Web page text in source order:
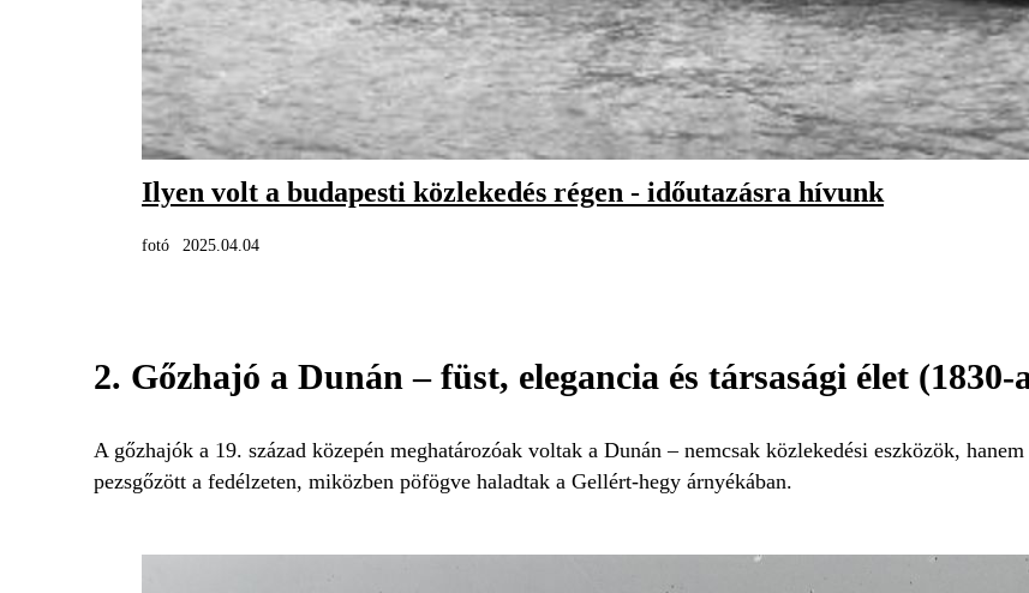
Ilyen volt a budapesti közlekedés régen - időutazásra hívunk
fotó 2025.04.04
2. Gőzhajó a Dunán – füst, elegancia és társasági élet (1830-
A gőzhajók a 19. század közepén meghatározóak voltak a Dunán – nemcsak közlekedési eszközök,
pezsgőzött a fedélzeten, miközben pöfögve haladtak a Gellért-hegy árnyékában.